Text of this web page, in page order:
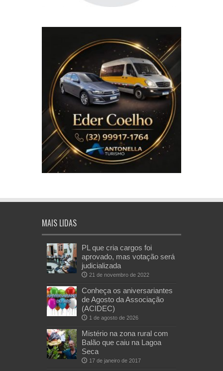
MAIS LIDAS
PL que cria cargos foi
aprovado, mas votação será
judicializada
21 de novembro de 2022
Conheça os aniversariantes
de Agosto da Associação
(ACIDEC)
1 de agosto de 2026
Mistério na zona rural com
Balão que caiu na Lagoa
Seca
17 de janeiro de 2017